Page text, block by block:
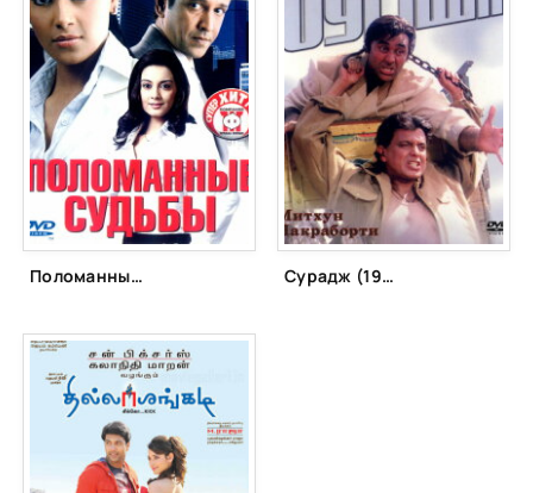
Поломанные судьбы (2006) Сурадж (1997)